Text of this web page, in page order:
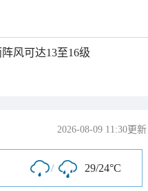
风可达13至16级
2026-08-09 11:30更新
/ 29/24°C